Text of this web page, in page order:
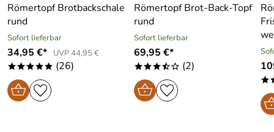
Römertopf Brotbackschale
rund
Sofort lieferbar
34,95 €* UVP 44,95 €
***** (26)
Römertopf Brot-Back-Topf
rund
Sofort lieferbar
69,95 €*
***/o (2)